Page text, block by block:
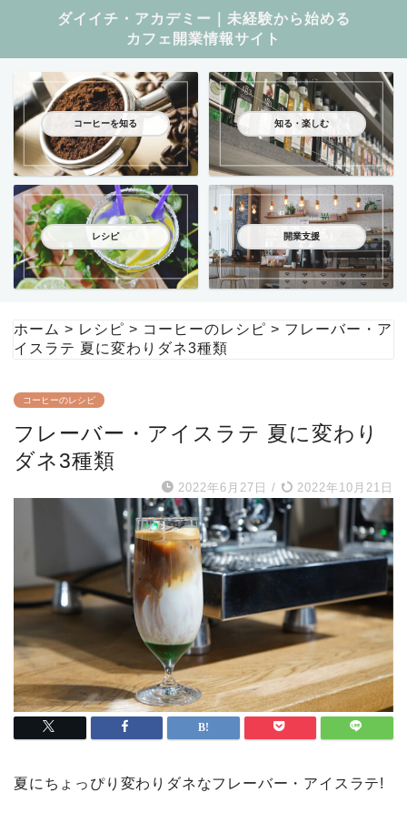
ダイイチ・アカデミー｜未経験から始める
カフェ開業情報サイト
コーヒーを知る 知る・楽しむ
レシピ 開業支援
ホーム > レシピ > コーヒーのレシピ > フレーバー・ア
イスラテ 夏に変わりダネ3種類
コーヒーのレシピ
フレーバー・アイスラテ 夏に変わり
ダネ3種類
2022年6月27日 / 2022年10月21日
夏にちょっぴり変わりダネなフレーバー・アイスラテ!